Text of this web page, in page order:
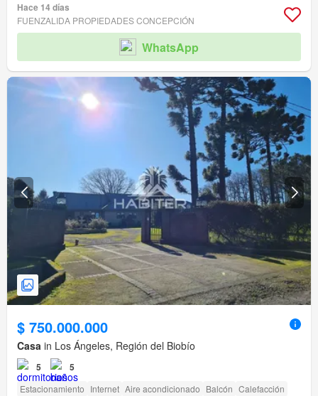
Hace 14 días
FUENZALIDA PROPIEDADES CONCEPCIÓN
WhatsApp
$ 750.000.000
Casa in Los Ángeles, Región del Biobío
5 5
Estacionamiento Internet Aire acondicionado Balcón Calefacción